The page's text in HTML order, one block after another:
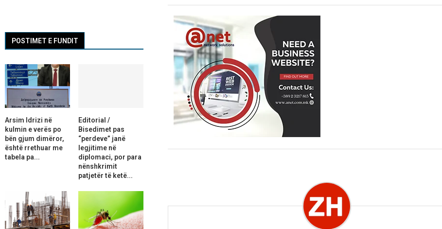
POSTIMET E FUNDIT
Arsim Idrizi në
kulmin e verës po
bën gjum dimëror,
është rrethuar me
tabela pa...
Editorial /
Bisedimet pas
“perdeve” janë
legjitime në
diplomaci, por para
nënshkrimit
patjetër të ketë...